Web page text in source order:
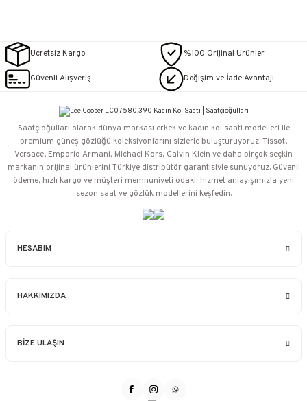
Ücretsiz Kargo %100 Orijinal Ürünler
Güvenli Alışveriş Değişim ve İade Avantajı
HESABIM
HAKKIMIZDA
BİZE ULAŞIN
Saatçioğulları⁠ olarak dünya markası erkek ve kadın kol saati modelleri ile
premium güneş gözlüğü koleksiyonlarını sizlerle buluşturuyoruz. Tissot,
Versace, Emporio Armani, Michael Kors, Calvin Klein ve daha birçok seçkin
markanın orijinal ürünlerini Türkiye distribütör garantisiyle sunuyoruz. Güvenli
ödeme, hızlı kargo ve müşteri memnuniyeti odaklı hizmet anlayışımızla yeni
sezon saat ve gözlük modellerini keşfedin.